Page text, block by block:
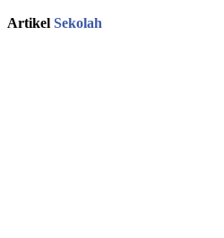
Artikel Sekolah